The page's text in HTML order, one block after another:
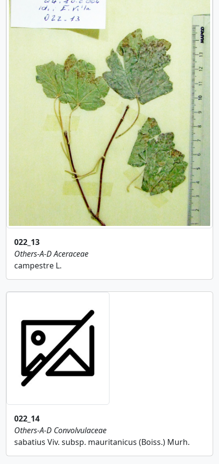
022_13
Others-A-DAceraceae
campestre L.
022_14
Others-A-D Convolvulaceae
sabatius Viv. subsp. mauritanicus (Boiss.) Murh.